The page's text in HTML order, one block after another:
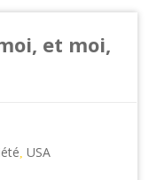
et moi,
,USA